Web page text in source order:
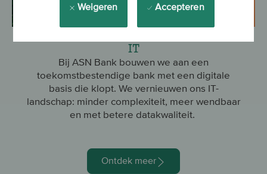
Weigeren Accepteren
IT
Bij ASN Bank bouwen we aan een
toekomstbestendige bank met een digitale
basis die klopt. We vernieuwen ons IT-
landschap: minder complexiteit, meer wendbaar
en met betere datakwaliteit.
Ontdek meer